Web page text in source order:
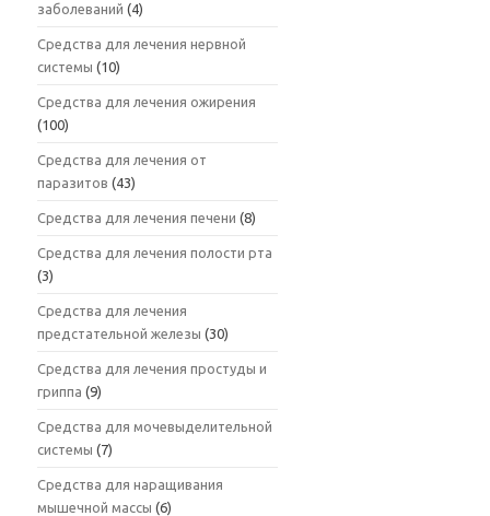
заболеваний (4)
Средства для лечения нервной
системы (10)
Средства для лечения ожирения
(100)
Средства для лечения от
паразитов (43)
Средства для лечения печени (8)
Средства для лечения полости рта
(3)
Средства для лечения
предстательной железы (30)
Средства для лечения простуды и
гриппа (9)
Средства для мочевыделительной
системы (7)
Средства для наращивания
мышечной массы (6)